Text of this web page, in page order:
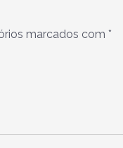
marcados com *